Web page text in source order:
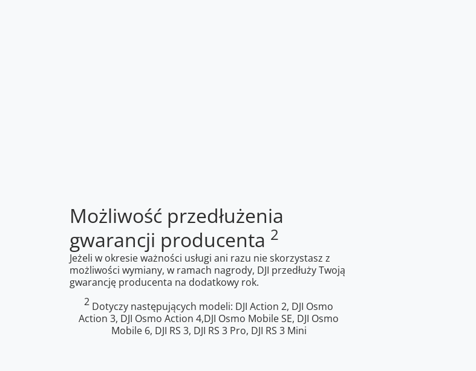
Możliwość przedłużenia
gwarancji producenta 2
Jeżeli w okresie ważności usługi ani razu nie skorzystasz z
możliwości wymiany, w ramach nagrody, DJI przedłuży Twoją
gwarancję producenta na dodatkowy rok.
2 Dotyczy następujących modeli: DJI Action 2, DJI Osmo
Action 3, DJI Osmo Action 4,DJI Osmo Mobile SE, DJI Osmo
Mobile 6, DJI RS 3, DJI RS 3 Pro, DJI RS 3 Mini